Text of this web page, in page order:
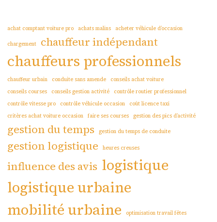
achat comptant voiture pro achats malins acheter véhicule d’occasion
chargement chauffeur indépendant
chauffeurs professionnels
chauffeur urbain conduite sans amende
conseils achat voiture
conseils courses
conseils gestion activité
contrôle routier professionnel
contrôle vitesse pro
contrôle véhicule occasion
coût licence taxi
critères achat voiture occasion faire ses courses gestion des pics d’activité
gestion du temps gestion du temps de conduite
gestion logistique heures creuses
influence des avis logistique
logistique urbaine
mobilité urbaine
optimisation travail fêtes